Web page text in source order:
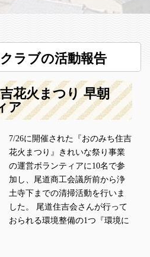
ラブの活動報告
花火まつり 早朝
ア
7/26に開催された『おのみち住吉
花火まつり』きれいな祭り事業
の運営ボランティアに10名で参
加し、尾道商工会議所前から浄
土寺下までの清掃活動を行いま
した。 尾道住吉会さんが行って
おられる環境整備の1つ『環境に